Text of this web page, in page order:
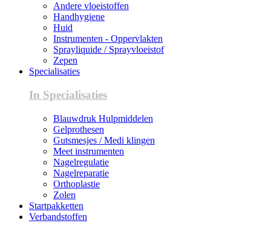
Andere vloeistoffen
Handhygiene
Huid
Instrumenten - Oppervlakten
Sprayliquide / Sprayvloeistof
Zepen
Specialisaties
In Specialisaties
Blauwdruk Hulpmiddelen
Gelprothesen
Gutsmesjes / Medi klingen
Meet instrumenten
Nagelregulatie
Nagelreparatie
Orthoplastie
Zolen
Startpakketten
Verbandstoffen